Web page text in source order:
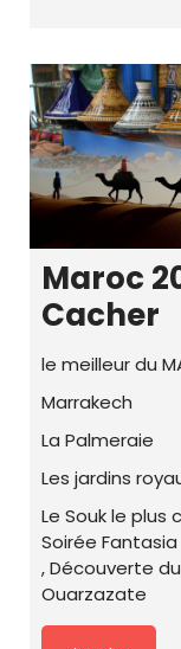
Maroc
Cacher
le meilleur du
Marrakech
La Palmeraie
Les jardins
Le Souk le plus
Soirée Fantasia
, Découverte
Ouarzazate